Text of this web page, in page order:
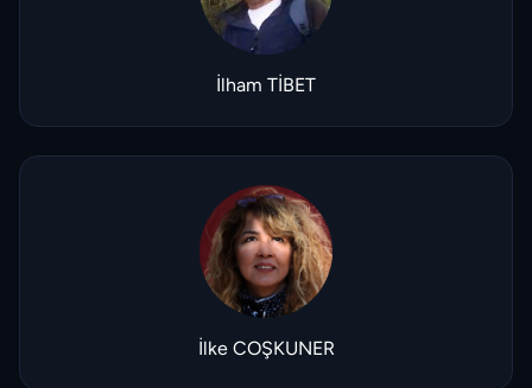
İlham TİBET
İlke COŞKUNER